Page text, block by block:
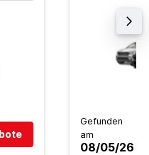
Gefunden
am
08/05/26